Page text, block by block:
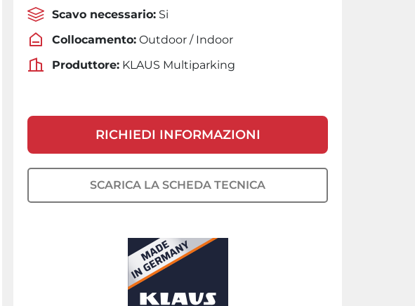
Scavo necessario: Si
Collocamento: Outdoor / Indoor
Produttore: KLAUS Multiparking
RICHIEDI INFORMAZIONI
SCARICA LA SCHEDA TECNICA